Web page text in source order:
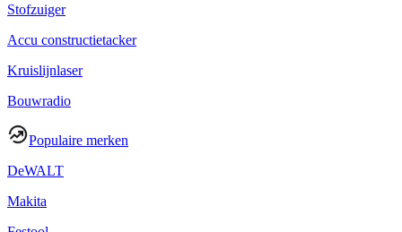
Stofzuiger
Accu constructietacker
Kruislijnlaser
Bouwradio
Populaire merken
DeWALT
Makita